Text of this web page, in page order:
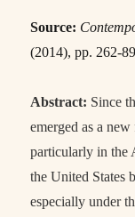
Source:
(2014), pp. 262-
Abstract: Since
emerged as a
particularly in the
the United States
especially under